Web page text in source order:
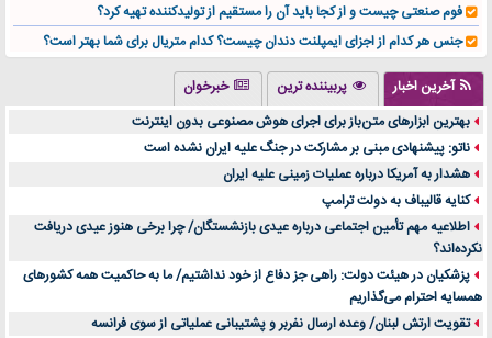
فوم صنعتی چیست و از کجا باید آن را مستقیم از تولیدکننده تهیه کرد؟
جنس هر کدام از اجزای ایمپلنت دندان چیست؟ کدام متریال برای شما بهتر است؟
تولید لیوان کاغذی یک کسب‌ و کار پر سود و رو‌ به‌ رشد در بازار ایران
درد زانو بعد از تمرین با تردمیل؟ شاید مشکل از این انتخاب باشد
آینده موسیقی هم‌اکنون در اینجاست
بهترین راه تبلیغات کلینیک زیبایی و افزایش مشتری کدام است؟
مقایسه قالب آسترا با وودمارت و فلت‌سام (فارسی)
خرید سمعک کارکرده یا دست دوم | نکات مهم قبل از تصمیم‌گیری
خرید و فروش قطعات سرور دست دوم در ماهان شبکه ایرانیان
اهمیت انتخاب بهترین وکیل در سعادت آباد برای پرونده‌های حساس و کلان
آخرین اخبار پربیننده ترین
خبرخوان
بهترین ابزارهای متن‌باز برای اجرای هوش مصنوعی بدون اینترنت
ناتو: پیشنهادی مبنی بر مشارکت در جنگ علیه ایران نشده است
هشدار به آمریکا درباره عملیات زمینی علیه ایران
کنایه قالیباف به دولت ترامپ
اطلاعیه مهم تأمین اجتماعی درباره عیدی بازنشستگان/ چرا برخی هنوز عیدی دریافت
نکرده‌اند؟
پزشکیان در هیئت دولت: راهی جز دفاع از خود نداشتیم/ ما به حاکمیت همه کشورهای
همسایه احترام می‌گذاریم
تقویت ارتش لبنان/ وعده ارسال نفربر و پشتیبانی عملیاتی از سوی فرانسه